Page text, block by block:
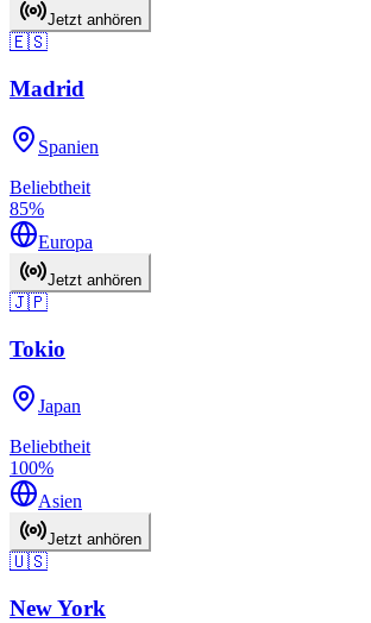
Jetzt anhören
🇪🇸
Madrid
Spanien
Beliebtheit
85%
Europa
Jetzt anhören
🇯🇵
Tokio
Japan
Beliebtheit
100%
Asien
Jetzt anhören
🇺🇸
New York